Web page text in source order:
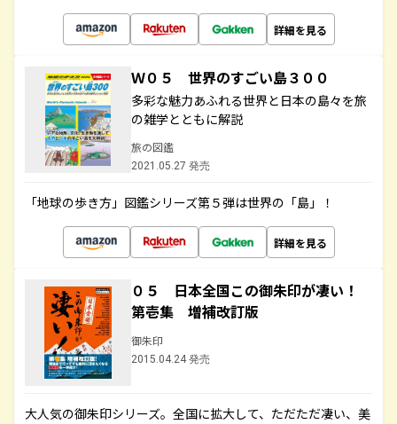
詳細を見る
Ｗ０５ 世界のすごい島３００
多彩な魅力あふれる世界と日本の島々を旅
の雑学とともに解説
旅の図鑑
2021.05.27 発売
「地球の歩き方」図鑑シリーズ第５弾は世界の「島」！
詳細を見る
０５ 日本全国この御朱印が凄い！
第壱集 増補改訂版
御朱印
2015.04.24 発売
大人気の御朱印シリーズ。全国に拡大して、ただただ凄い、美